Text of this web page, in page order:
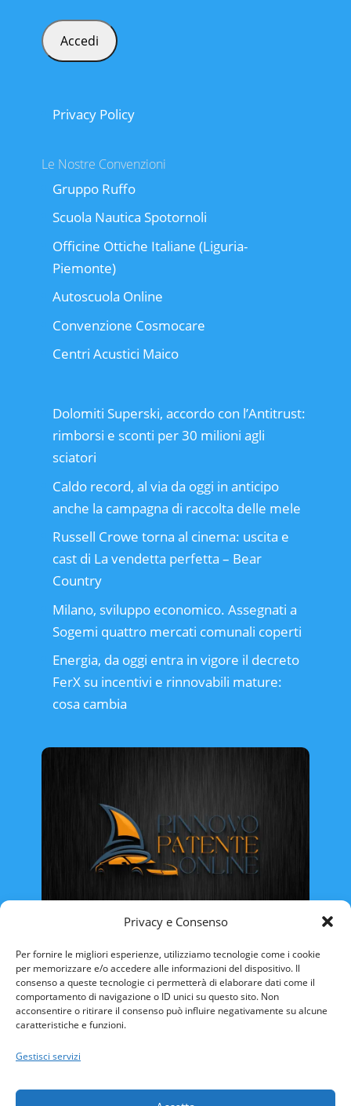
Privacy e Consenso
Per fornire le migliori esperienze, utilizziamo tecnologie come i cookie
per memorizzare e/o accedere alle informazioni del dispositivo. Il
consenso a queste tecnologie ci permetterà di elaborare dati come il
comportamento di navigazione o ID unici su questo sito. Non
acconsentire o ritirare il consenso può influire negativamente su alcune
caratteristiche e funzioni.
Gestisci servizi
Privacy Policy
Le Nostre Convenzioni
Gruppo Ruffo
Scuola Nautica Spotornoli
Officine Ottiche Italiane (Liguria-
Piemonte)
Autoscuola Online
Convenzione Cosmocare
Centri Acustici Maico
Dolomiti Superski, accordo con l’Antitrust:
rimborsi e sconti per 30 milioni agli
sciatori
Caldo record, al via da oggi in anticipo
anche la campagna di raccolta delle mele
Russell Crowe torna al cinema: uscita e
cast di La vendetta perfetta – Bear
Country
Milano, sviluppo economico. Assegnati a
Sogemi quattro mercati comunali coperti
Energia, da oggi entra in vigore il decreto
FerX su incentivi e rinnovabili mature:
cosa cambia
CAMPANIA
FRIULI VENEZIA-GIULIA
LAZIO LIGURIA